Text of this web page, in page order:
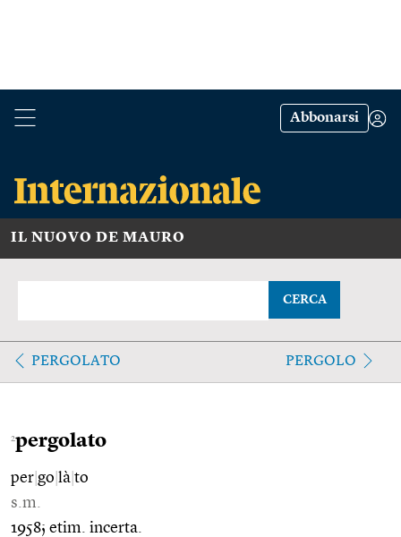
Abbonarsi
IL NUOVO DE MAURO
CERCA
PERGOLATO PERGOLO
2pergolato
per go là to
s.m.
1958; etim. incerta.